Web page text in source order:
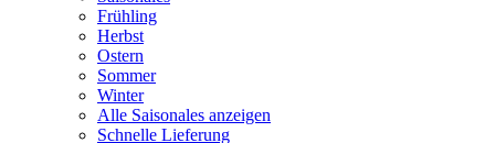
Frühling
Herbst
Ostern
Sommer
Winter
Alle Saisonales anzeigen
Schnelle Lieferung